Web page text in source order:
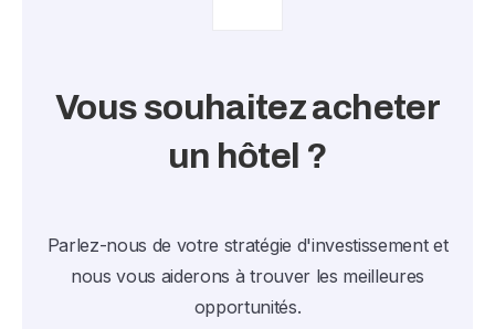
Vous souhaitez acheter
un hôtel ?
Parlez-nous de votre stratégie d'investissement et
nous vous aiderons à trouver les meilleures
opportunités.